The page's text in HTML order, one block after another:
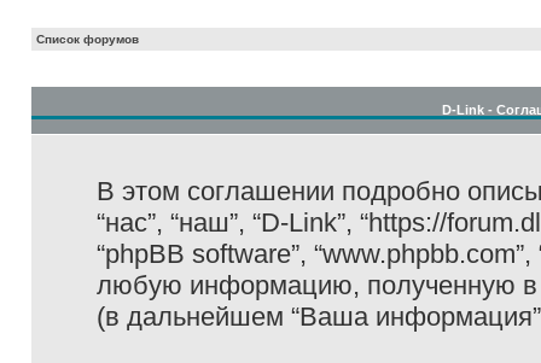
Список форумов
D-Link -
В этом соглашении подробно
“нас”, “наш”, “D-Link”, “https://
“phpBB software”,
любую информацию, полученную в
(в дальнейшем “Ваша